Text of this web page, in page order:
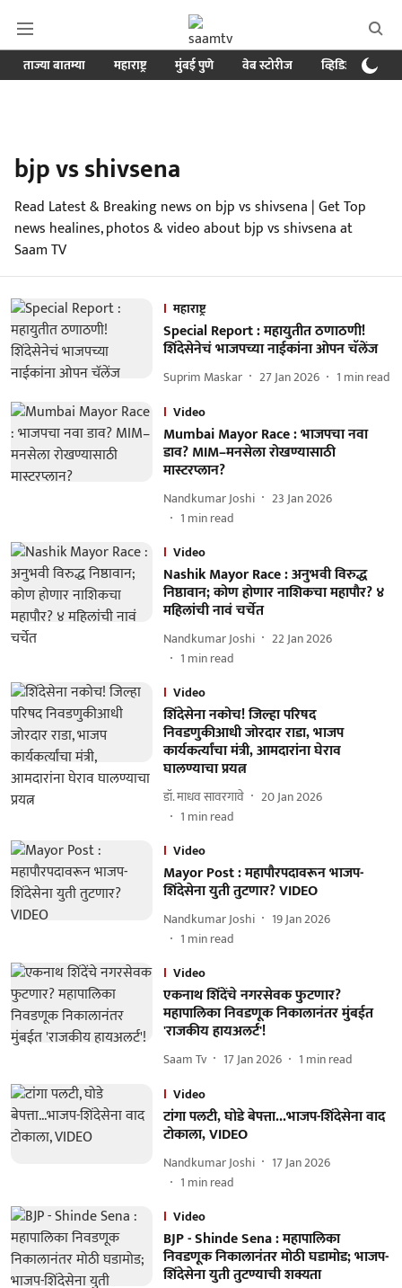
ताज्या बातम्या महाराष्ट्र मुंबई पुणे वेब स्टोरीज व्हिडिओ
bjp vs shivsena
Read Latest & Breaking news on bjp vs shivsena | Get Top
news healines, photos & video about bjp vs shivsena at
Saam TV
महाराष्ट्र
Special Report : महायुतीत ठणाठणी!
शिंदेसेनेचं भाजपच्या नाईकांना ओपन चॅलेंज
Suprim Maskar 27 Jan 2026 1 min read
Video
Mumbai Mayor Race : भाजपचा नवा
डाव? MIM–मनसेला रोखण्यासाठी
मास्टरप्लान?
Nandkumar Joshi
23 Jan 2026
1 min read
Video
Nashik Mayor Race : अनुभवी विरुद्ध
निष्ठावान; कोण होणार नाशिकचा महापौर? ४
महिलांची नावं चर्चेत
Nandkumar Joshi
22 Jan 2026
1 min read
Video
शिंदेसेना नकोच! जिल्हा परिषद
निवडणुकीआधी जोरदार राडा, भाजप
कार्यकर्त्यांचा मंत्री, आमदारांना घेराव
घालण्याचा प्रयत्न
डॉ. माधव सावरगावे
20 Jan 2026
1 min read
Video
Mayor Post : महापौरपदावरून भाजप-
शिंदेसेना युती तुटणार? VIDEO
Nandkumar Joshi
19 Jan 2026
1 min read
Video
एकनाथ शिंदेंचे नगरसेवक फुटणार?
महापालिका निवडणूक निकालानंतर मुंबईत
'राजकीय हायअलर्ट'!
Saam Tv 17 Jan 2026 1 min read
Video
टांगा पलटी, घोडे बेपत्ता...भाजप-शिंदेसेना वाद
टोकाला, VIDEO
Nandkumar Joshi
17 Jan 2026
1 min read
Video
BJP - Shinde Sena : महापालिका
निवडणूक निकालानंतर मोठी घडामोड; भाजप-
शिंदेसेना युती तुटण्याची शक्यता